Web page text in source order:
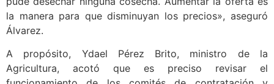
la manera para que disminuyan los precios», aseguró
Álvarez.
A propósito, Ydael Pérez Brito, ministro de la
Agricultura, acotó que es preciso revisar el